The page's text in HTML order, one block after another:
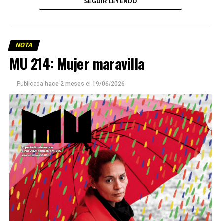
Este número 215 de MU ☝️viene con doble tapa, que
podría ser una frase:
Sin chamuyo, a remarla.
Descargar la Mu en PDF
NOTA
MU 214: Mujer maravilla
Publicada hace 2 meses el 19/06/2026